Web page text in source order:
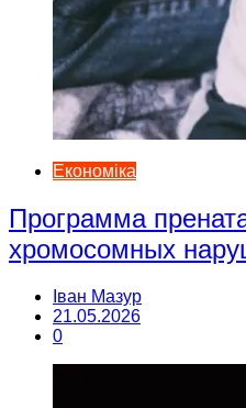
Економіка
Программа
хромосомных
Іван Мазур
21.05.2026
0